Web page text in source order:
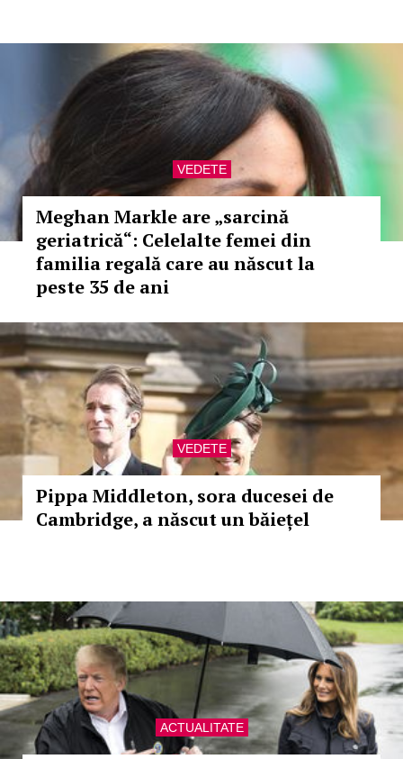
VEDETE
Meghan Markle are „sarcină
geriatrică“: Celelalte femei din
familia regală care au născut la
peste 35 de ani
VEDETE
Pippa Middleton, sora ducesei de
Cambridge, a născut un băiețel
ACTUALITATE